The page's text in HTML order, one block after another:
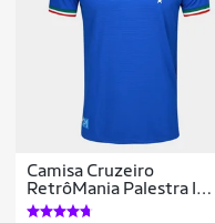
Camisa Cruzeiro
RetrôMania Palestra I
Masculina